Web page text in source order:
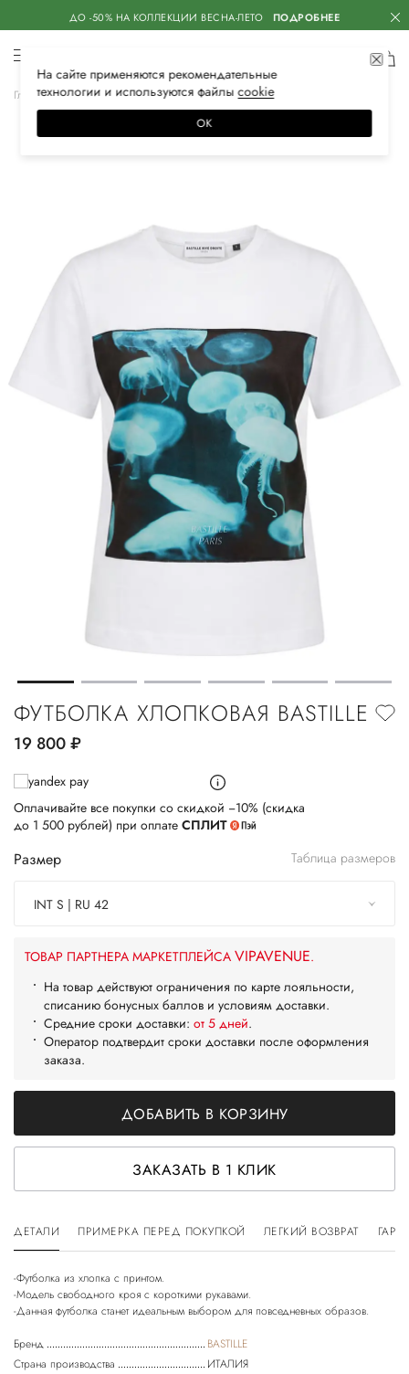
ДО -50% НА КОЛЛЕКЦИИ ВЕСНА-ЛЕТО ПОДРОБНЕЕ
Главная Женская Одежда Футболки
ФУТБОЛКА ХЛОПКОВАЯ BASTILLE
19 800руб.
Оплачивайте все покупки со скидкой −10% (скидка
до 1 500 рублей) при оплате СПЛИТ
Размер Таблица размеров
INT S | RU 42
ТОВАР ПАРТНЕРА МАРКЕТПЛЕЙСА VIPAVENUE.
На товар действуют ограничения по карте лояльности,
списанию бонусных баллов и условиям доставки.
Средние сроки доставки: от 5 дней.
Оператор подтвердит сроки доставки после оформления
заказа.
ДОБАВИТЬ В КОРЗИНУ
ЗАКАЗАТЬ В 1 КЛИК
ДЕТАЛИ ПРИМЕРКА ПЕРЕД ПОКУПКОЙ ЛЕГКИЙ ВОЗВРАТ
-Футболка из хлопка с принтом.
-Модель свободного кроя с короткими рукавами.
Бренд
BASTILLE
Страна производства
ИТАЛИЯ
На сайте применяются рекомендательные
технологии и используются файлысооkiе
ОК